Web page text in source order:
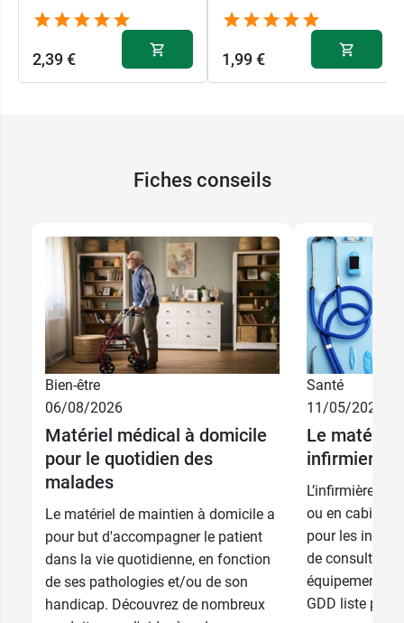
2,39 € 1,99 €
Fiches conseils
Bien-être
06/08/2026
Matériel médical à domicile
pour le quotidien des
malades
Le matériel de maintien à domicile a
pour but d'accompagner le patient
dans la vie quotidienne, en fonction
de ses pathologies et/ou de son
handicap. Découvrez de nombreux
Santé
11/05/2026
Le matériel
infirmiers
L’infirmière
ou en cabinet.
pour les
de
équipements
GDD liste